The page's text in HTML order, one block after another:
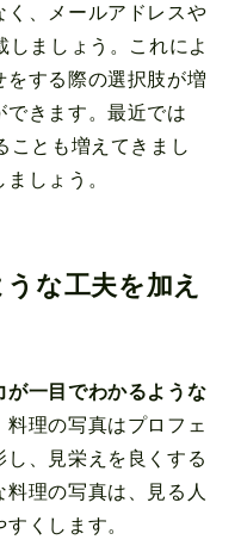
く、メールアドレスや
ましょう。これによ
をする際の選択肢が増
できます。最近では
ことも増えてきまし
しょう。
な工夫を加え
が一目でわかるような
料理の写真はプロフェ
、見栄えを良くする
理の写真は、見る人
くします。